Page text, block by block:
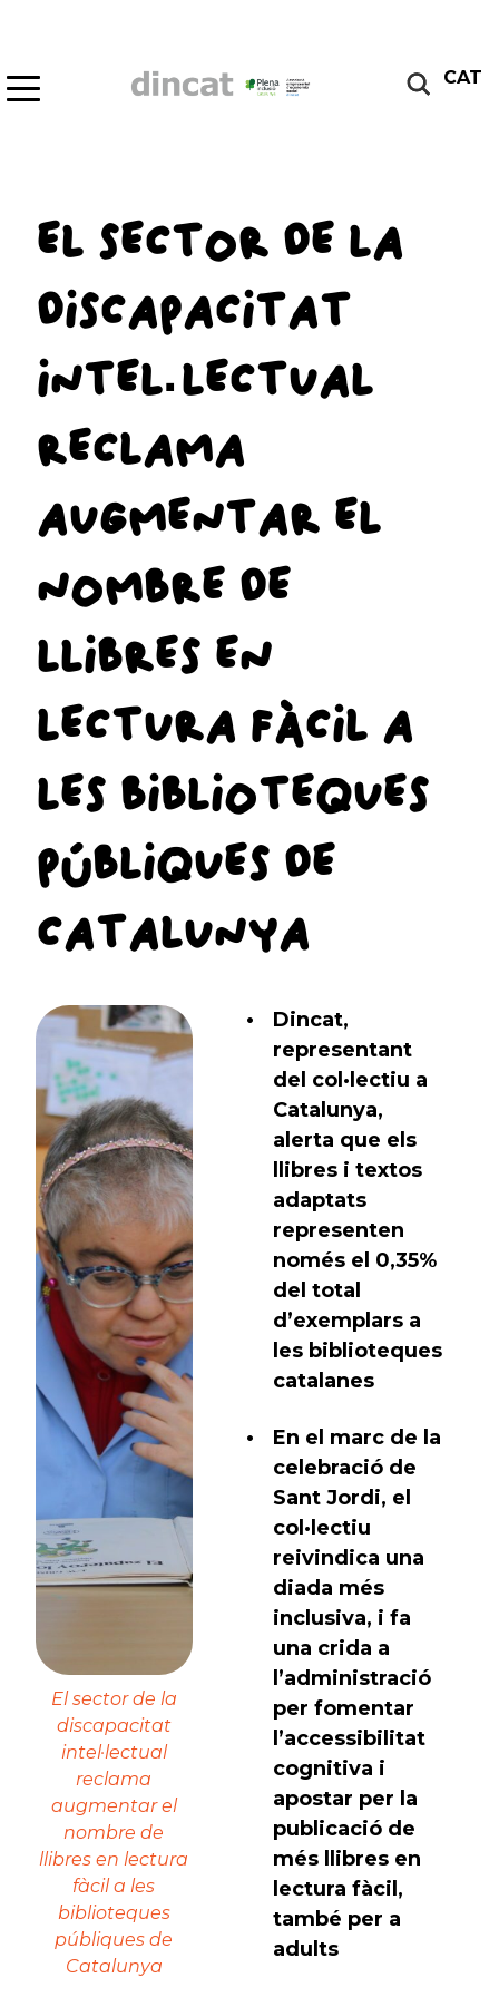
CAT
EL SECTOR DE LA
DISCAPACITAT
INTEL·LECTUAL
RECLAMA
AUGMENTAR EL
NOMBRE DE
LLIBRES EN
LECTURA FÀCIL A
LES BIBLIOTEQUES
PÚBLIQUES DE
CATALUNYA
El sector de la
discapacitat
intel·lectual
reclama
augmentar el
nombre de
llibres en lectura
fàcil a les
biblioteques
públiques de
Catalunya
Dincat,
representant
del col·lectiu a
Catalunya,
alerta que els
llibres i textos
adaptats
representen
només el 0,35%
del total
d’exemplars a
les biblioteques
catalanes
En el marc de la
celebració de
Sant Jordi, el
col·lectiu
reivindica una
diada més
inclusiva, i fa
una crida a
l’administració
per fomentar
l’accessibilitat
cognitiva i
apostar per la
publicació de
més llibres en
lectura fàcil,
també per a
adults